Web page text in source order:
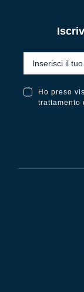
Ho preso
trattamento